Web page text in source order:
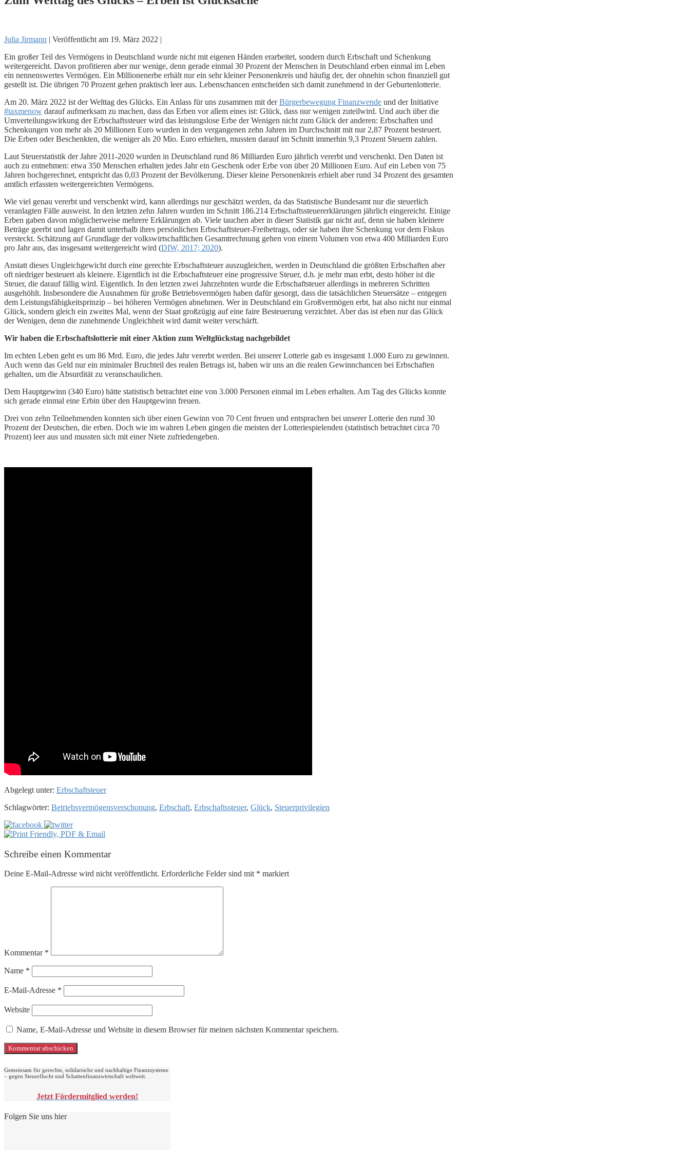
Julia Jirmann | Veröffentlicht am 19. März 2022 |
Ein großer Teil des Vermögens in Deutschland wurde nicht mit eigenen Händen erarbeitet, sondern durch Erbschaft und Schenkung
weitergereicht. Davon profitieren aber nur wenige, denn gerade einmal 30 Prozent der Menschen in Deutschland erben einmal im Leben
ein nennenswertes Vermögen. Ein Millionenerbe erhält nur ein sehr kleiner Personenkreis und häufig der, der ohnehin schon finanziell gut
gestellt ist. Die übrigen 70 Prozent gehen praktisch leer aus. Lebenschancen entscheiden sich damit zunehmend in der Geburtenlotterie.
Am 20. März 2022 ist der Welttag des Glücks. Ein Anlass für uns zusammen mit derBürgerbewegung Finanzwende und der Initiative
#taxmenow darauf aufmerksam zu machen, dass das Erben vor allem eines ist: Glück, dass nur wenigen zuteilwird. Und auch über die
Umverteilungswirkung der Erbschaftssteuer wird das leistungslose Erbe der Wenigen nicht zum Glück der anderen: Erbschaften und
Schenkungen von mehr als 20 Millionen Euro wurden in den vergangenen zehn Jahren im Durchschnitt mit nur 2,87 Prozent besteuert.
Die Erben oder Beschenkten, die weniger als 20 Mio. Euro erhielten, mussten darauf im Schnitt immerhin 9,3 Prozent Steuern zahlen.
Laut Steuerstatistik der Jahre 2011-2020 wurden in Deutschland rund 86 Milliarden Euro jährlich vererbt und verschenkt. Den Daten ist
auch zu entnehmen: etwa 350 Menschen erhalten jedes Jahr ein Geschenk oder Erbe von über 20 Millionen Euro. Auf ein Leben von 75
Jahren hochgerechnet, entspricht das 0,03 Prozent der Bevölkerung. Dieser kleine Personenkreis erhielt aber rund 34 Prozent des gesamten
amtlich erfassten weitergereichten Vermögens.
Wie viel genau vererbt und verschenkt wird, kann allerdings nur geschätzt werden, da das Statistische Bundesamt nur die steuerlich
veranlagten Fälle ausweist. In den letzten zehn Jahren wurden im Schnitt 186.214 Erbschaftssteuererklärungen jährlich eingereicht. Einige
Erben gaben davon möglicherweise mehrere Erklärungen ab. Viele tauchen aber in dieser Statistik gar nicht auf, denn sie haben kleinere
Beträge geerbt und lagen damit unterhalb ihres persönlichen Erbschaftsteuer-Freibetrags, oder sie haben ihre Schenkung vor dem Fiskus
versteckt. Schätzung auf Grundlage der volkswirtschaftlichen Gesamtrechnung gehen von einem Volumen von etwa 400 Milliarden Euro
pro Jahr aus, das insgesamt weitergereicht wird (DIW, 2017; 2020).
Anstatt dieses Ungleichgewicht durch eine gerechte Erbschaftsteuer auszugleichen, werden in Deutschland die größten Erbschaften aber
oft niedriger besteuert als kleinere. Eigentlich ist die Erbschaftsteuer eine progressive Steuer, d.h. je mehr man erbt, desto höher ist die
Steuer, die darauf fällig wird. Eigentlich. In den letzten zwei Jahrzehnten wurde die Erbschaftsteuer allerdings in mehreren Schritten
ausgehöhlt. Insbesondere die Ausnahmen für große Betriebsvermögen haben dafür gesorgt, dass die tatsächlichen Steuersätze – entgegen
dem Leistungsfähigkeitsprinzip – bei höheren Vermögen abnehmen. Wer in Deutschland ein Großvermögen erbt, hat also nicht nur einmal
Glück, sondern gleich ein zweites Mal, wenn der Staat großzügig auf eine faire Besteuerung verzichtet. Aber das ist eben nur das Glück
der Wenigen, denn die zunehmende Ungleichheit wird damit weiter verschärft.
Wir haben die Erbschaftslotterie mit einer Aktion zum Weltglückstag nachgebildet
Im echten Leben geht es um 86 Mrd. Euro, die jedes Jahr vererbt werden. Bei unserer Lotterie gab es insgesamt 1.000 Euro zu gewinnen.
Auch wenn das Geld nur ein minimaler Bruchteil des realen Betrags ist, haben wir uns an die realen Gewinnchancen bei Erbschaften
gehalten, um die Absurdität zu veranschaulichen.
Dem Hauptgewinn (340 Euro) hätte statistisch betrachtet eine von 3.000 Personen einmal im Leben erhalten. Am Tag des Glücks konnte
sich gerade einmal eine Erbin über den Hauptgewinn freuen.
Drei von zehn Teilnehmenden konnten sich über einen Gewinn von 70 Cent freuen und entsprachen bei unserer Lotterie den rund 30
Prozent der Deutschen, die erben. Doch wie im wahren Leben gingen die meisten der Lotteriespielenden (statistisch betrachtet circa 70
Prozent) leer aus und mussten sich mit einer Niete zufriedengeben.
Abgelegt unter: Erbschaftsteuer
Schlagwörter: Betriebsvermögensverschonung, Erbschaft, Erbschaftssteuer, Glück, Steuerprivilegien
Schreibe einen Kommentar
Deine E-Mail-Adresse wird nicht veröffentlicht. Erforderliche Felder sind mit * markiert
Kommentar *
Name *
E-Mail-Adresse *
Website
Name, E-Mail-Adresse und Website in diesem Browser für meinen nächsten Kommentar speichern.
Gemeinsam für gerechte, solidarische und nachhaltige Finanzsysteme
– gegen Steuerflucht und Schattenfinanzwirtschaft weltweit.
Jetzt Fördermitglied werden!
Folgen Sie uns hier